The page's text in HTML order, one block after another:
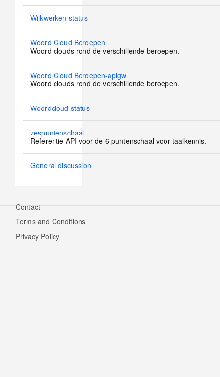
No
Wijkwerken status
No
new
Woord Cloud Beroepen
Woord clouds rond de verschillende beroepen.
No
new
Woord Cloud Beroepen-apigw
Woord clouds rond de verschillende beroepen.
No
Woordcloud status
No
new
zespuntenschaal
Referentie API voor de 6-puntenschaal voor taalkennis.
No
General discussion
Footer
menu
Contact
Terms and Conditions
Privacy Policy